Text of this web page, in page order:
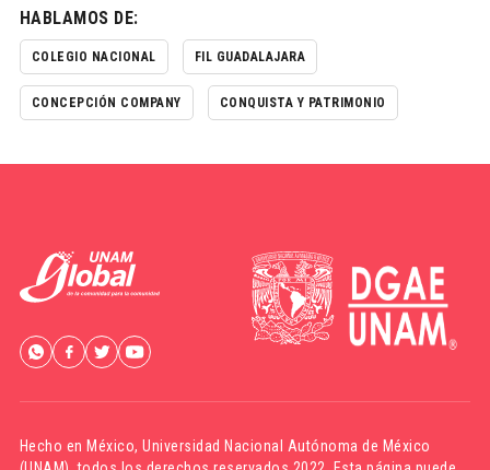
HABLAMOS DE:
COLEGIO NACIONAL FIL GUADALAJARA
CONCEPCIÓN COMPANY CONQUISTA Y PATRIMONIO
Hecho en México,Universidad Nacional Autónoma de México